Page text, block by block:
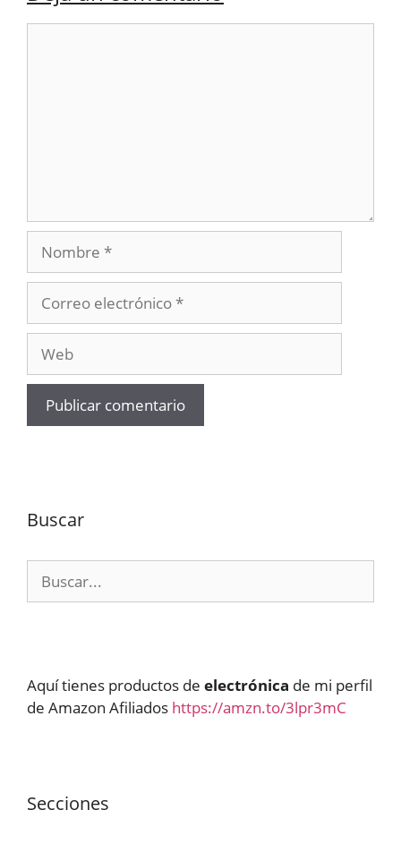
Nombre
electrónico
Buscar
Aquí tienes productos de electrónica de mi perfil
de Amazon Afiliados https://amzn.to/3lpr3mC
Secciones